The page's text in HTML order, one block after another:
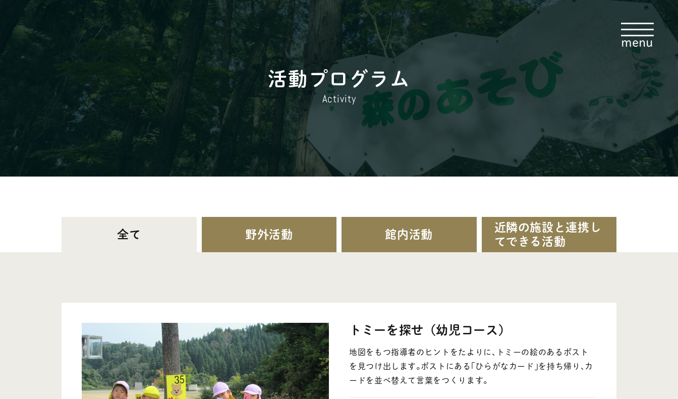
menu
・トップ
- 自然の家とは
・料金案内
- 施設利用料
- 近隣の施設と連携してできる活動
・イベント
・食事メニュー
・アクセス
0763-37-2002 ie@shizentonami.jp
活動プログラム
Activity
全て 野外活動 館内活動
近隣の施設と連携し
てできる活動
トミーを探せ（幼児コース）
地図をもつ指導者のヒントをたよりに､トミーの絵のあるポスト
を見つけ出します｡ポストにある｢ひらがなカード｣を持ち帰り､カ
ードを並べ替えて言葉をつくります｡